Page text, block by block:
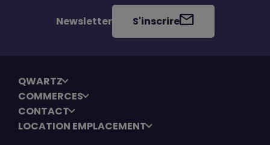
Newsletter S'inscrire
QWARTZ
COMMERCES
CONTACT
LOCATION EMPLACEMENT